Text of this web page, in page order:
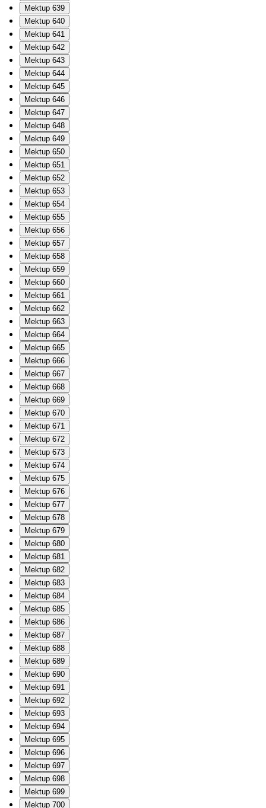
Mektup 639
Mektup 640
Mektup 641
Mektup 642
Mektup 643
Mektup 644
Mektup 645
Mektup 646
Mektup 647
Mektup 648
Mektup 649
Mektup 650
Mektup 651
Mektup 652
Mektup 653
Mektup 654
Mektup 655
Mektup 656
Mektup 657
Mektup 658
Mektup 659
Mektup 660
Mektup 661
Mektup 662
Mektup 663
Mektup 664
Mektup 665
Mektup 666
Mektup 667
Mektup 668
Mektup 669
Mektup 670
Mektup 671
Mektup 672
Mektup 673
Mektup 674
Mektup 675
Mektup 676
Mektup 677
Mektup 678
Mektup 679
Mektup 680
Mektup 681
Mektup 682
Mektup 683
Mektup 684
Mektup 685
Mektup 686
Mektup 687
Mektup 688
Mektup 689
Mektup 690
Mektup 691
Mektup 692
Mektup 693
Mektup 694
Mektup 695
Mektup 696
Mektup 697
Mektup 698
Mektup 699
Mektup 700